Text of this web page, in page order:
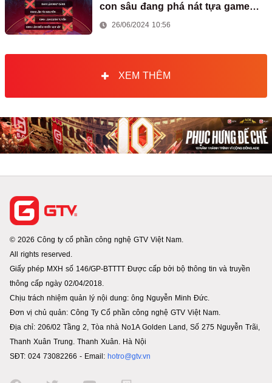
con sâu đang phá nát tựa game
26/06/2024 10:56
XEM THÊM
© 2026 Công ty cổ phần công nghệ GTV Việt Nam.
All rights reserved.
Giấy phép MXH số 146/GP-BTTTT Được cấp bởi bộ thông tin và truyền
thông cấp ngày 02/04/2018.
Chịu trách nhiệm quản lý nội dung: ông Nguyễn Minh Đức.
Đơn vị chủ quản: Công Ty Cổ phần công nghệ GTV Việt Nam.
Địa chỉ: 206/02 Tầng 2, Tòa nhà No1A Golden Land, Số 275 Nguyễn Trãi,
Thanh Xuân Trung. Thanh Xuân. Hà Nội
SĐT: 024 73082266 - Email: hotro@gtv.vn